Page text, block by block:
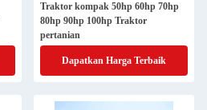
Traktor kompak 50hp 60hp 70hp
80hp 90hp 100hp Traktor
pertanian
Dapatkan Harga Terbaik